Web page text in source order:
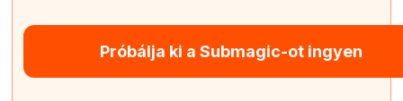
Próbálja ki a Submagic-ot ingyen